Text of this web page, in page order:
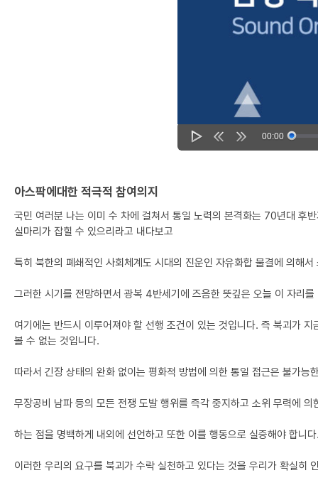
아스팍에대한 적극적 참여의지
국민 여러분 나는 이미 수 차에 걸쳐서 통일 노력의 본격화는 70년대 후
실마리가 잡힐 수 있으리라고 내다보고
특히 북한의 폐쇄적인 사회체계도 시대의 진운인 자유화합 물결에 의해
그러한 시기를 전망하면서 광복 4반세기에 즈음한 뜻깊은 오늘 이 자리
여기에는 반드시 이루어져야 할 선행 조건이 있는 것입니다. 즉 북괴가
볼 수 없는 것입니다.
따라서 긴장 상태의 완화 없이는 평화적 방법에 의한 통일 접근은 불가
무장공비 남파 등의 모든 전쟁 도발 행위를 즉각 중지하고 소위 무력에
하는 점을 명백하게 내외에 선언하고 또한 이를 행동으로 실증해야 합니
이러한 우리의 요구를 북괴가 수락 실천하고 있다는 것을 우리가 확실히